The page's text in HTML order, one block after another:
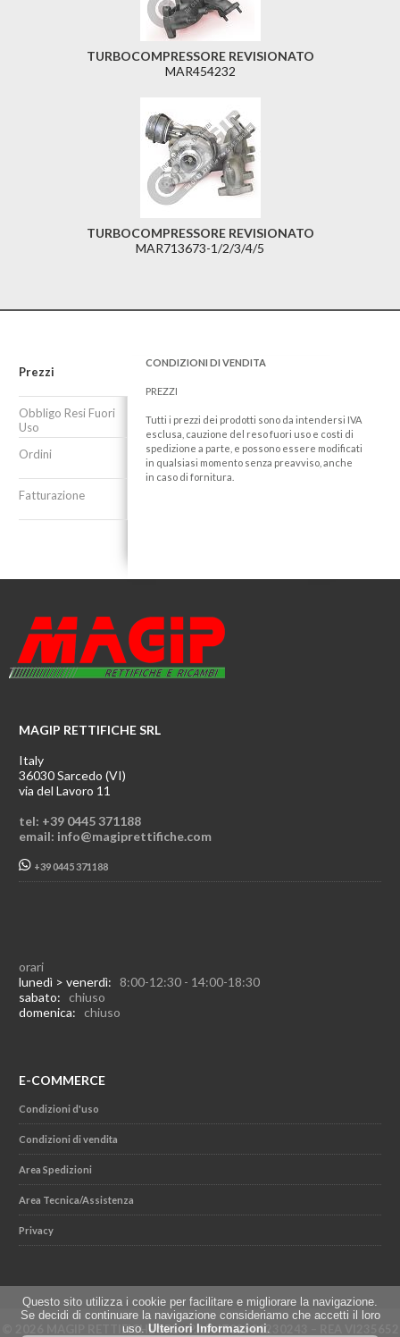
TURBOCOMPRESSORE REVISIONATO
MAR454232
TURBOCOMPRESSORE REVISIONATO
MAR713673-1/2/3/4/5
Prezzi
Obbligo Resi Fuori
Uso
Ordini
Fatturazione
CONDIZIONI DI VENDITA
PREZZI
Tutti i prezzi dei prodotti sono da intendersi IVA
esclusa, cauzione del reso fuori uso e costi di
spedizione a parte, e possono essere modificati
in qualsiasi momento senza preavviso, anche
in caso di fornitura.
MAGIP RETTIFICHE SRL
Italy
36030 Sarcedo (VI)
via del Lavoro 11
tel: +39 0445 371188
email: info@magiprettifiche.com
+39 0445 371188
orari
lunedì > venerdì: 8:00-12:30 - 14:00-18:30
sabato: chiuso
domenica: chiuso
E-COMMERCE
Condizioni d'uso
Condizioni di vendita
Area Spedizioni
Area Tecnica/Assistenza
Privacy
© 2026 MAGIP RETTIFICHE SRL - P.IVA IT02501230243 – REA VI235652
Questo sito utilizza i cookie per facilitare e migliorare la navigazione.
Se decidi di continuare la navigazione consideriamo che accetti il loro
uso. Ulteriori Informazioni.